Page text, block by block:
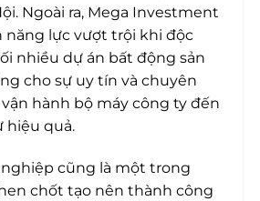
Ngoài ra, Mega Investment
năng lực vượt trội khi độc
nhiều dự án bất động sản
cho sự uy tín và chuyên
hành bộ máy công ty đến
hiệu quả.
cũng là một trong
chốt tạo nên thành công